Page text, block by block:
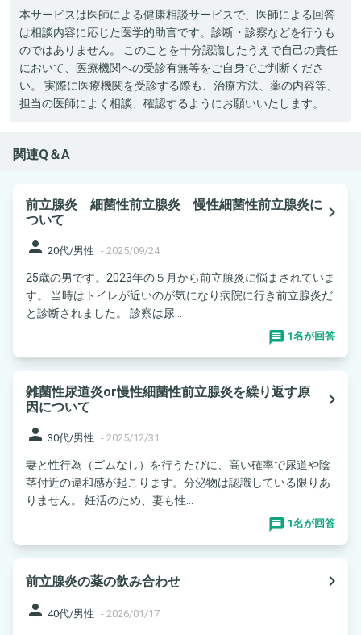
本サービスは医師による健康相談サービスで、医師による回答
は相談内容に応じた医学的助言です。診断・診察などを行うも
のではありません。 このことを十分認識したうえで自己の責任
において、医療機関への受診有無等をご自身でご判断くださ
い。 実際に医療機関を受診する際も、治療方法、薬の内容等、
担当の医師によく相談、確認するようにお願いいたします。
関連Q＆A
前立腺炎 細菌性前立腺炎 慢性細菌性前立腺炎に
ついて
navigate_next
person 20代/男性 - 2025/09/24
25歳の男です。2023年の５月から前立腺炎に悩まされていま
す。 当時はトイレが近いのが気になり病院に行き前立腺炎だ
と診断されました。 診察は尿...
1名が回答
雑菌性尿道炎or慢性細菌性前立腺炎を繰り返す原
因について
navigate_next
person 30代/男性 - 2025/12/31
妻と性行為（ゴムなし）を行うたびに、高い確率で尿道や陰
茎付近の違和感が起こります。分泌物は認識している限りあ
りません。 妊活のため、妻も性...
1名が回答
前立腺炎の薬の飲み合わせ
navigate_next
person 40代/男性 - 2026/01/17